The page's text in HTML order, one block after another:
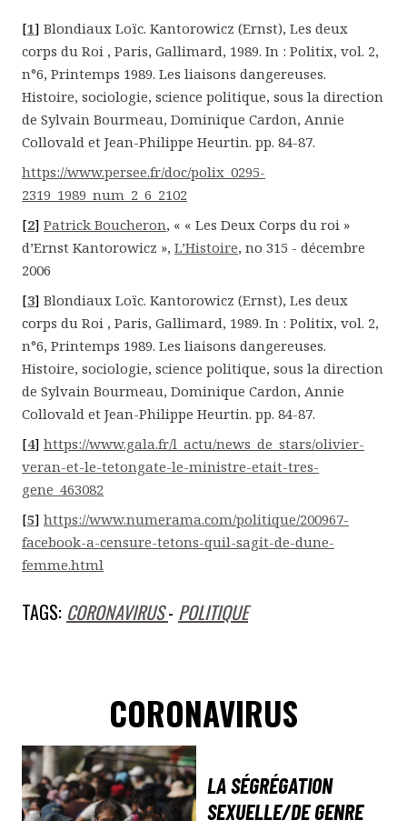
[1] Blondiaux Loïc. Kantorowicz (Ernst), Les deux
corps du Roi , Paris, Gallimard, 1989. In : Politix, vol. 2,
n°6, Printemps 1989. Les liaisons dangereuses.
Histoire, sociologie, science politique, sous la direction
de Sylvain Bourmeau, Dominique Cardon, Annie
Collovald et Jean-Philippe Heurtin. pp. 84-87.
https://www.persee.fr/doc/polix_0295-
2319_1989_num_2_6_2102
[2] Patrick Boucheron, « « Les Deux Corps du roi »
d’Ernst Kantorowicz », L’Histoire, no 315 - décembre
2006
[3] Blondiaux Loïc. Kantorowicz (Ernst), Les deux
corps du Roi , Paris, Gallimard, 1989. In : Politix, vol. 2,
n°6, Printemps 1989. Les liaisons dangereuses.
Histoire, sociologie, science politique, sous la direction
de Sylvain Bourmeau, Dominique Cardon, Annie
Collovald et Jean-Philippe Heurtin. pp. 84-87.
[4] https://www.gala.fr/l_actu/news_de_stars/olivier-
veran-et-le-tetongate-le-ministre-etait-tres-
gene_463082
[5] https://www.numerama.com/politique/200967-
facebook-a-censure-tetons-quil-sagit-de-dune-
femme.html
TAGS: CORONAVIRUS- POLITIQUE
CORONAVIRUS
LA SÉGRÉGATION
SEXUELLE/DE GENRE